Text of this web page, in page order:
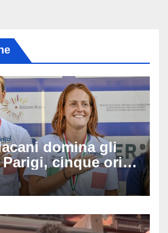
domina gli
cinque ori
‘Nel sincro
olimpica’